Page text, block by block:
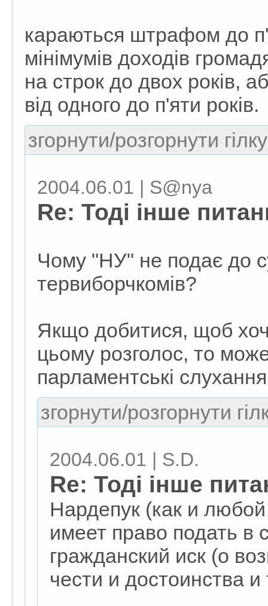
караються штрафом до
мінімумів доходів
на строк до двох років,
від одного до п'яти років.
згорнути/розгорнути
2004.06.01 | S@nya
Re: Тоді інше
Чому "НУ" не подає до
тервиборчкомів?
Якщо добитися, щоб
цьому розголос, то
парламентські
згорнути/розгорнути
2004.06.01 | S.D.
Re: Тоді інше
Нардепук (как и
имеет право подать в
гражданский иск (о
чести и достоинства и